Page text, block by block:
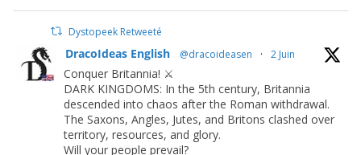
Dystopeek Retweeté
DracoIdeas English @dracoideasen · 2 Juin
Conquer Britannia! ⚔️
DARK KINGDOMS: In the 5th century, Britannia
descended into chaos after the Roman withdrawal.
The Saxons, Angles, Jutes, and Britons clashed over
territory, resources, and glory.
Will your people prevail?